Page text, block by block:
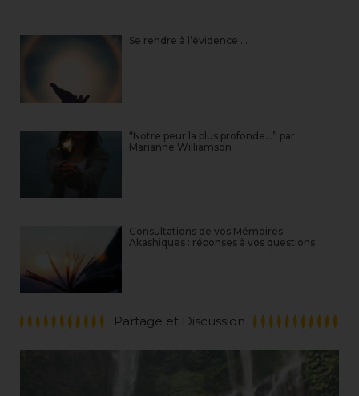
Se rendre à l’évidence …
“Notre peur la plus profonde…” par
Marianne Williamson
Consultations de vos Mémoires
Akashiques : réponses à vos questions
Partage et Discussion